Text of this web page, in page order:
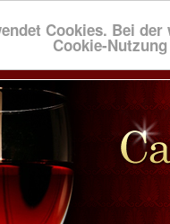
Cookies. Bei
Cookie-